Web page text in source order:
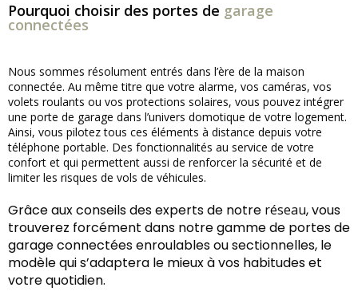
Pourquoi choisir des portes de garage
connectées
Nous sommes résolument entrés dans l’ère de la maison
connectée. Au même titre que votre alarme, vos caméras, vos
volets roulants ou vos protections solaires, vous pouvez intégrer
une porte de garage dans l’univers domotique de votre logement.
Ainsi, vous pilotez tous ces éléments à distance depuis votre
téléphone portable. Des fonctionnalités au service de votre
confort et qui permettent aussi de renforcer la sécurité et de
limiter les risques de vols de véhicules.
Grâce aux conseils des experts de notre réseau, vous
trouverez forcément dans notre gamme de portes de
garage connectées enroulables ou sectionnelles, le
modèle qui s’adaptera le mieux à vos habitudes et
votre quotidien.